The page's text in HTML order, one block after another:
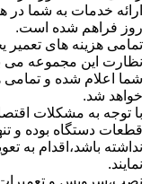
ارائه خدمات به شما در
روز فراهم شده است.
تمامی هزینه های تعمیر
نظارت این مجموعه می
شما اعلام شده و تمامی
خواهد شد.
با توجه به مشکلات
قطعات دستگاه بوده و
نداشته باشد،اقدام به
نمایند.
نصب،سرویس و تعمیرات